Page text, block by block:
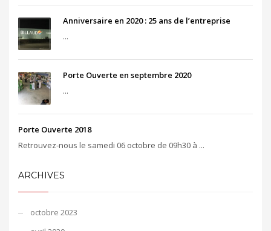
Anniversaire en 2020 : 25 ans de l’entreprise
...
Porte Ouverte en septembre 2020
...
Porte Ouverte 2018
Retrouvez-nous le samedi 06 octobre de 09h30 à ...
ARCHIVES
octobre 2023